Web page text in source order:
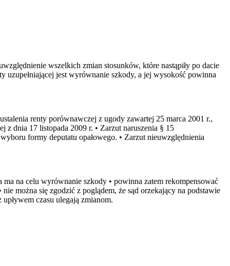
wszelkich zmian stosunków, które nastąpiły po dacie
uzupełniającej jest wyrównanie szkody, a jej wysokość powinna
renty porównawczej z ugody zawartej 25 marca 2001 r.,
dnia 17 listopada 2009 r. • Zarzut naruszenia § 15
formy deputatu opałowego. • Zarzut nieuwzględnienia
na celu wyrównanie szkody • powinna zatem rekompensować
można się zgodzić z poglądem, że sąd orzekający na podstawie
czasu ulegają zmianom.